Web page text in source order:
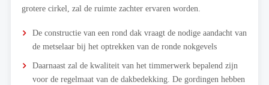
grotere cirkel, zal de ruimte zachter ervaren worden.
De constructie van een rond dak vraagt de nodige aandacht van
de metselaar bij het optrekken van de ronde nokgevels
Daarnaast zal de kwaliteit van het timmerwerk bepalend zijn
voor de regelmaat van de dakbedekking. De gordingen hebben